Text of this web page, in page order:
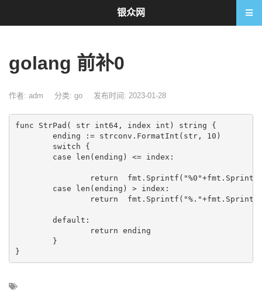
golang 前补0
作者: adm 分类: go 发布时间: 2023-01-28
func StrPad( str int64, index int) string {
银众网